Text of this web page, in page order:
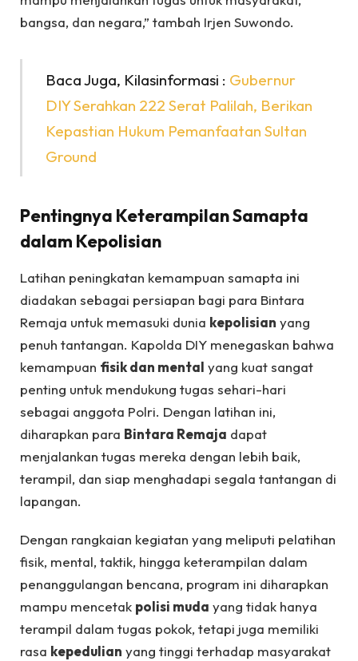
bangsa, dan negara,” tambah Irjen Suwondo.
Baca Juga, Kilasinformasi : Gubernur
DIY Serahkan 222 Serat Palilah, Berikan
Kepastian Hukum Pemanfaatan Sultan
Ground
Pentingnya Keterampilan Samapta
dalam Kepolisian
Latihan peningkatan kemampuan samapta ini
diadakan sebagai persiapan bagi para Bintara
Remaja untuk memasuki dunia kepolisian yang
penuh tantangan. Kapolda DIY menegaskan bahwa
kemampuan fisik dan mental yang kuat sangat
penting untuk mendukung tugas sehari-hari
sebagai anggota Polri. Dengan latihan ini,
diharapkan para Bintara Remaja dapat
menjalankan tugas mereka dengan lebih baik,
terampil, dan siap menghadapi segala tantangan di
lapangan.
Dengan rangkaian kegiatan yang meliputi pelatihan
fisik, mental, taktik, hingga keterampilan dalam
penanggulangan bencana, program ini diharapkan
mampu mencetak polisi muda yang tidak hanya
terampil dalam tugas pokok, tetapi juga memiliki
rasa kepedulian yang tinggi terhadap masyarakat